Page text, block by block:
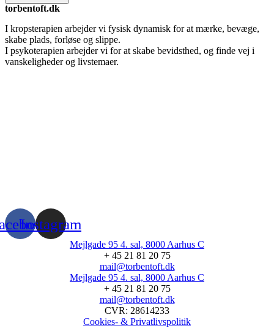
torbentoft.dk
I kropsterapien arbejder vi fysisk dynamisk for at mærke, bevæge,
skabe plads, forløse og slippe.
I psykoterapien arbejder vi for at skabe bevidsthed, og finde vej i
vanskeligheder og livstemaer.
Instagram
Mejlgade 95 4. sal, 8000 Aarhus C
+ 45 21 81 20 75
mail@torbentoft.dk
Mejlgade 95 4. sal, 8000 Aarhus C
+ 45 21 81 20 75
mail@torbentoft.dk
CVR: 28614233
Cookies- & Privatlivspolitik